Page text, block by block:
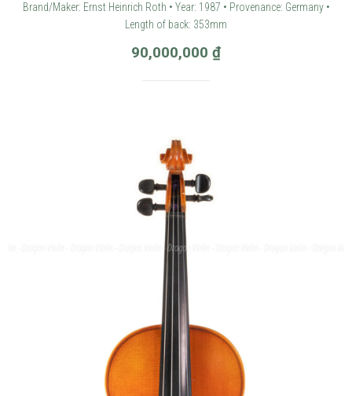
Brand/Maker: Ernst Heinrich Roth • Year: 1987 • Provenance: Germany •
Length of back: 353mm
90,000,000 ₫